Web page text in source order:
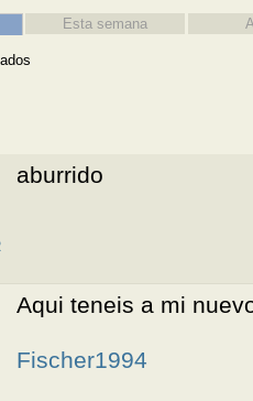
Esta semana
aburrido
Aqui teneis a mi
Fischer1994